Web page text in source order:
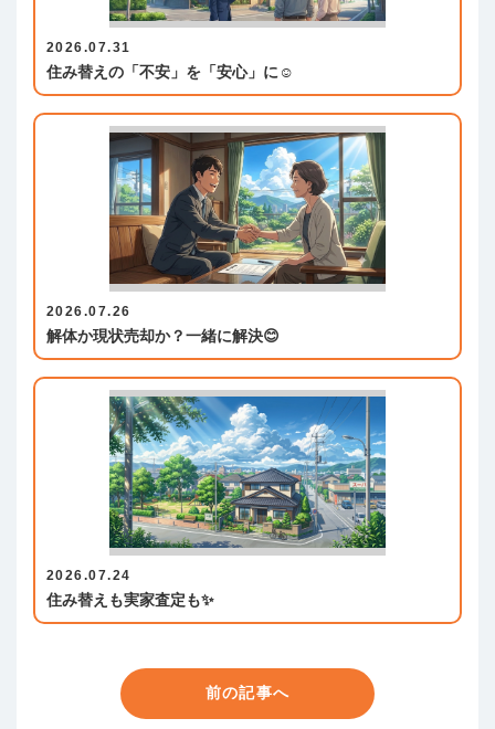
2026.07.31
住み替えの「不安」を「安心」に☺️
2026.07.26
解体か現状売却か？一緒に解決😊
2026.07.24
住み替えも実家査定も✨
前の記事へ